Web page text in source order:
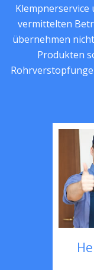
Klempnerservice
vermittelten
übernehmen
Produkten